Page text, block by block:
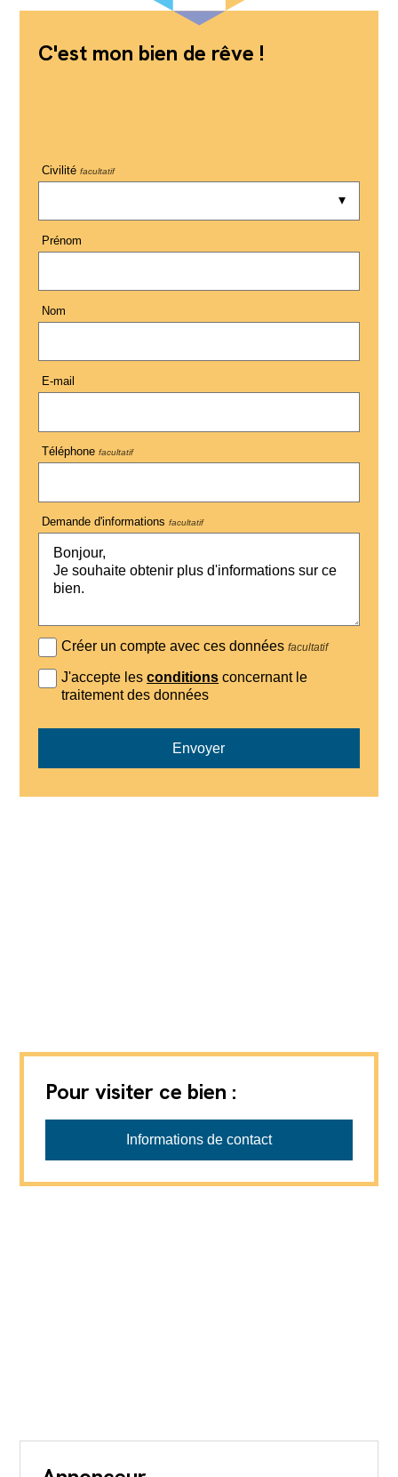
C'est mon bien de rêve !
Civilité facultatif
Prénom
Nom
E-mail
Téléphone facultatif
Demande d'informations facultatif
Créer un compte avec ces donnéesfacultatif
J'accepte lesconditions concernant le
traitement des données
Envoyer
Pour visiter ce bien :
ADM Immobilier Sàrl
Informations de contact